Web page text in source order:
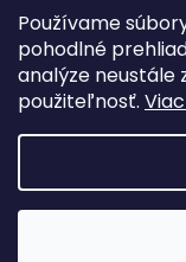
Používame
pohodlné
analýze neustále
použiteľnosť.
chybne uvedený text.
nepresnosti a
informáciami
povinnosť ani
informácie